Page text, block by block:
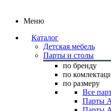
Меню
Каталог
Детская мебель
Парты и столы
по бренду
по
по размеру
Все
Парты